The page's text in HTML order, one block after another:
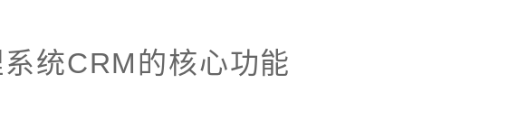
统CRM的核心功能